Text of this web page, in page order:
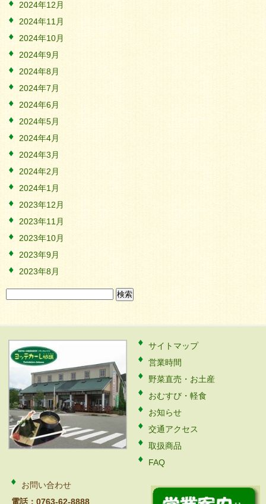
2024年12月
2024年11月
2024年10月
2024年9月
2024年8月
2024年7月
2024年6月
2024年5月
2024年4月
2024年3月
2024年2月
2024年1月
2023年12月
2023年11月
2023年10月
2023年9月
2023年8月
検
索:
サイトマップ
営業時間
野菜直売・お土産
おむすび・軽食
お知らせ
交通アクセス
取扱商品
FAQ
お問い合わせ
電話：0763-62-8888